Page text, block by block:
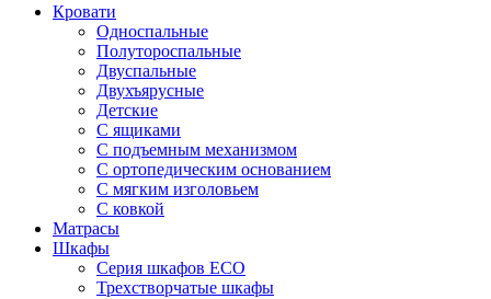
Кровати
Односпальные
Полутороспальные
Двуспальные
Двухъярусные
Детские
С ящиками
С подъемным механизмом
С ортопедическим основанием
С мягким изголовьем
С ковкой
Матрасы
Шкафы
Серия шкафов ECO
Трехстворчатые шкафы